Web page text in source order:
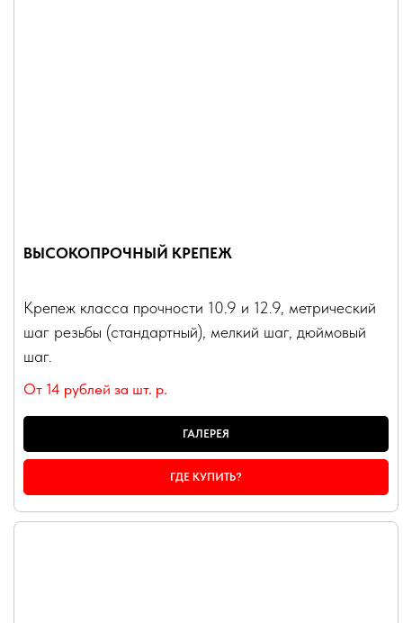
ВЫСОКОПРОЧНЫЙ КРЕПЕЖ
Крепеж класса прочности 10.9 и 12.9, метрический
шаг резьбы (стандартный), мелкий шаг, дюймовый
шаг.
От 14 рублей за шт. р.
ГАЛЕРЕЯ
ГДЕ КУПИТЬ?